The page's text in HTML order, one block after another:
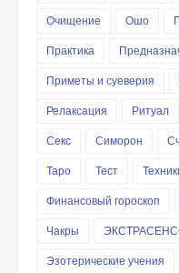
Очищение
Ошо
Практика
Приметы и суеверия
Релаксация
Ритуал
Секс
Симорон
Таро
Тест
Финансовый гороскоп
Чакры
Эзотерические учения